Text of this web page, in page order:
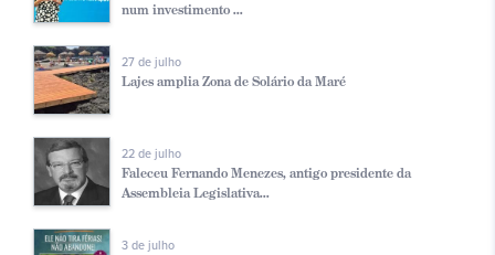
num investimento ...
27 de julho
Lajes amplia Zona de Solário da Maré
22 de julho
Faleceu Fernando Menezes, antigo presidente da
Assembleia Legislativa...
3 de julho